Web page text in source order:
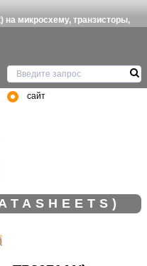
на микросхему, транзисторы,
сайт